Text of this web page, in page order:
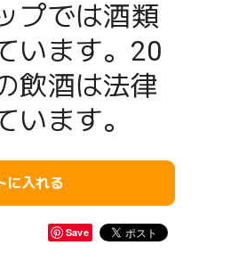
プでは酒類
います。20
飲酒は法律
います。
に入れる
Save